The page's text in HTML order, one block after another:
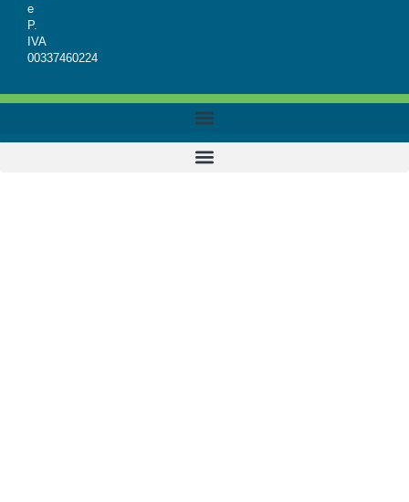
e
P.
IVA
00337460224